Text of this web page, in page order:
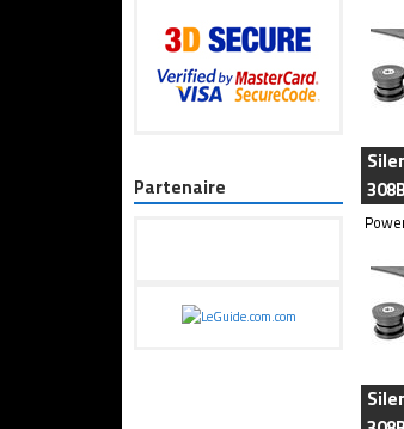
Partenaire